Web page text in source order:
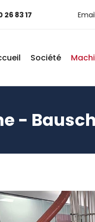
-
26 83 17
Société